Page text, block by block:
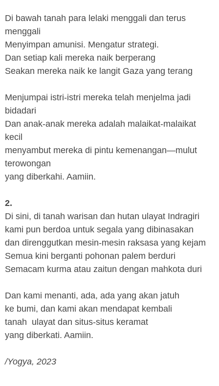
Di bawah tanah para lelaki menggali dan terus
menggali
Menyimpan amunisi. Mengatur strategi.
Dan setiap kali mereka naik berperang
Seakan mereka naik ke langit Gaza yang terang
Menjumpai istri-istri mereka telah menjelma jadi
bidadari
Dan anak-anak mereka adalah malaikat-malaikat
kecil
menyambut mereka di pintu kemenangan—mulut
terowongan
yang diberkahi. Aamiin.
2.
Di sini, di tanah warisan dan hutan ulayat Indragiri
kami pun berdoa untuk segala yang dibinasakan
dan direnggutkan mesin-mesin raksasa yang kejam
Semua kini berganti pohonan palem berduri
Semacam kurma atau zaitun dengan mahkota duri
Dan kami menanti, ada, ada yang akan jatuh
ke bumi, dan kami akan mendapat kembali
tanah ulayat dan situs-situs keramat
yang diberkati. Aamiin.
/Yogya, 2023